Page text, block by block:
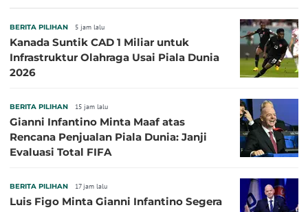
BERITA PILIHAN 5 jam lalu
Kanada Suntik CAD 1 Miliar untuk
Infrastruktur Olahraga Usai Piala Dunia
2026
BERITA PILIHAN 15 jam lalu
Gianni Infantino Minta Maaf atas
Rencana Penjualan Piala Dunia: Janji
Evaluasi Total FIFA
BERITA PILIHAN 17 jam lalu
Luis Figo Minta Gianni Infantino Segera